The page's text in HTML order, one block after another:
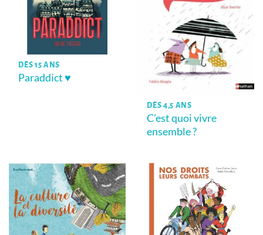
DÈS 15 ANS
Paraddict ♥
DÈS 4,5 ANS
C’est quoi vivre
ensemble ?